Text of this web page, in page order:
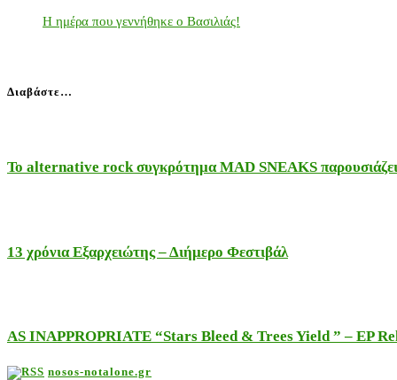
Η ημέρα που γεννήθηκε ο Βασιλιάς!
Διαβάστε…
Το alternative rock συγκρότημα MAD SNEAKS
13 χρόνια Εξαρχειώτης – Διήμερο Φεστιβάλ
AS INAPPROPRIATE “Stars Bleed & Trees Yield ” – EP
nosos-notalone.gr